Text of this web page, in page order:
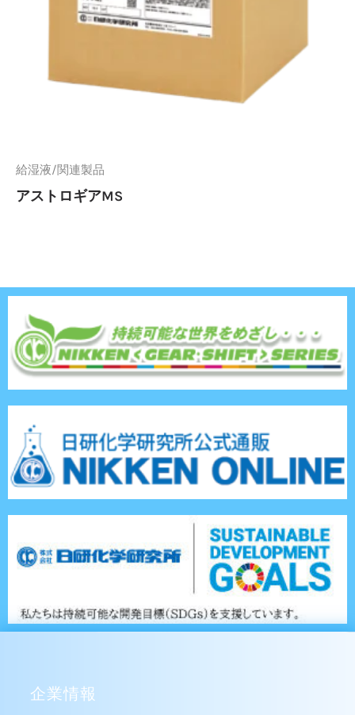
給湿液/関連製品
アストロギアMS
企業情報